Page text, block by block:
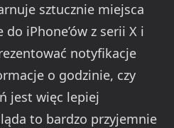
sztucznie miejsca
iPhone’ów z serii X i
notyfikacje
o godzinie, czy
jest więc lepiej
to bardzo przyjemnie